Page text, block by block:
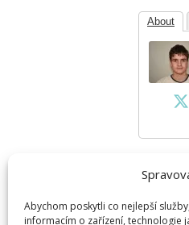
Abychom poskytli co nejlepší
informacím o zařízení, technologie
About